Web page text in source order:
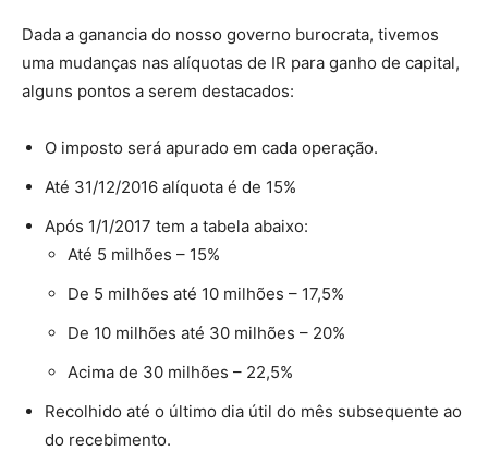
Dada a ganancia do nosso governo burocrata, tivemos
uma mudanças nas alíquotas de IR para ganho de capital,
alguns pontos a serem destacados:
O imposto será apurado em cada operação.
Até 31/12/2016 alíquota é de 15%
Após 1/1/2017 tem a tabela abaixo:
Até 5 milhões – 15%
De 5 milhões até 10 milhões – 17,5%
De 10 milhões até 30 milhões – 20%
Acima de 30 milhões – 22,5%
Recolhido até o último dia útil do mês subsequente ao
do recebimento.